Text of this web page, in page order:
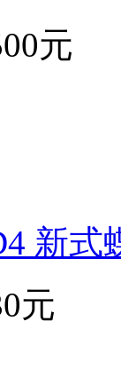
元
新式
元